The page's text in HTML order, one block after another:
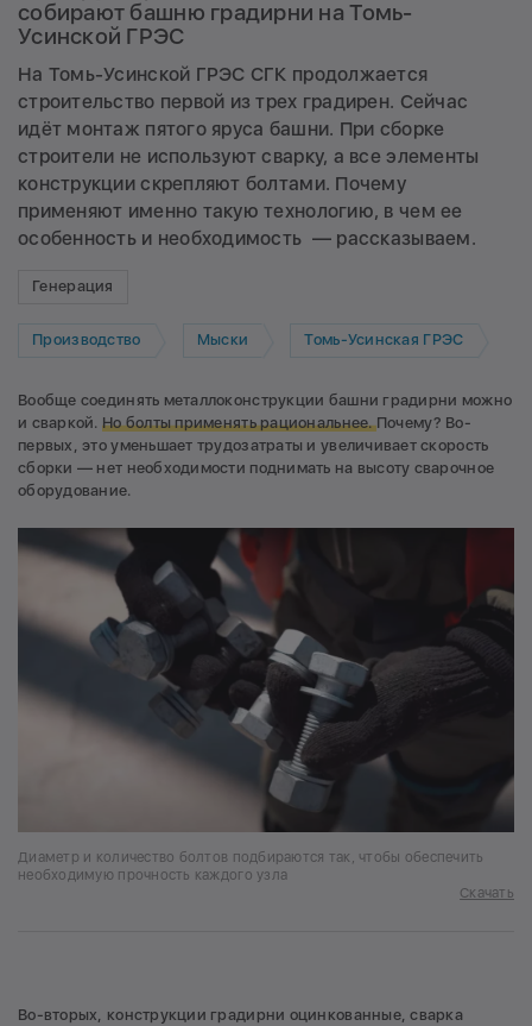
собирают башню градирни на Томь-
Усинской ГРЭС
На Томь-Усинской ГРЭС СГК продолжается
строительство первой из трех градирен. Сейчас
идёт монтаж пятого яруса башни. При сборке
строители не используют сварку, а все элементы
конструкции скрепляют болтами. Почему
применяют именно такую технологию, в чем ее
особенность и необходимость — рассказываем.
Генерация
Производство Мыски Томь-Усинская ГРЭС
Вообще соединять металлоконструкции башни градирни можно
и сваркой. Но болты применять рациональнее.Почему? Во-
первых, это уменьшает трудозатраты и увеличивает скорость
сборки — нет необходимости поднимать на высоту сварочное
оборудование.
Диаметр и количество болтов подбираются так, чтобы обеспечить
необходимую прочность каждого узла
Скачать
Во-вторых, конструкции градирни оцинкованные, сварка